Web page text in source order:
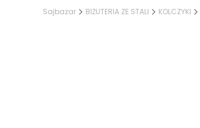
Sajbazar BIŻUTERIA ZE STALI KOLCZYKI